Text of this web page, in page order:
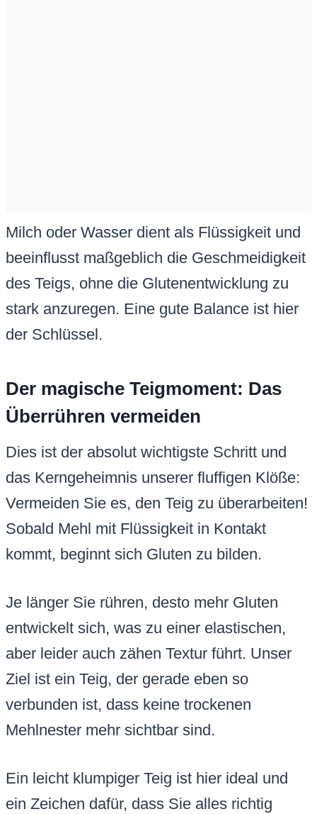
Milch oder Wasser dient als Flüssigkeit und
beeinflusst maßgeblich die Geschmeidigkeit
des Teigs, ohne die Glutenentwicklung zu
stark anzuregen. Eine gute Balance ist hier
der Schlüssel.
Der magische Teigmoment: Das
Überrühren vermeiden
Dies ist der absolut wichtigste Schritt und
das Kerngeheimnis unserer fluffigen Klöße:
Vermeiden Sie es, den Teig zu überarbeiten!
Sobald Mehl mit Flüssigkeit in Kontakt
kommt, beginnt sich Gluten zu bilden.
Je länger Sie rühren, desto mehr Gluten
entwickelt sich, was zu einer elastischen,
aber leider auch zähen Textur führt. Unser
Ziel ist ein Teig, der gerade eben so
verbunden ist, dass keine trockenen
Mehlnester mehr sichtbar sind.
Ein leicht klumpiger Teig ist hier ideal und
ein Zeichen dafür, dass Sie alles richtig